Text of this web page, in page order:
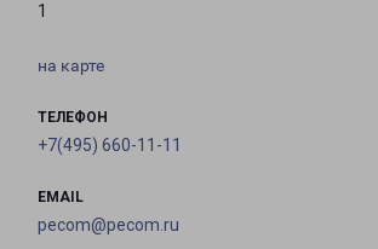
1
на карте
ТЕЛЕФОН
+7(495) 660-11-11
EMAIL
pecom@pecom.ru